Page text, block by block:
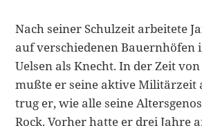
Nach seiner Schulzeit arbeitete
auf verschiedenen Bau­ernhöfen
Uelsen als Knecht. In der Zeit
mußte er seine aktive Militärzeit
trug er, wie alle seine
Rock. Vorher hatte er drei Jahre